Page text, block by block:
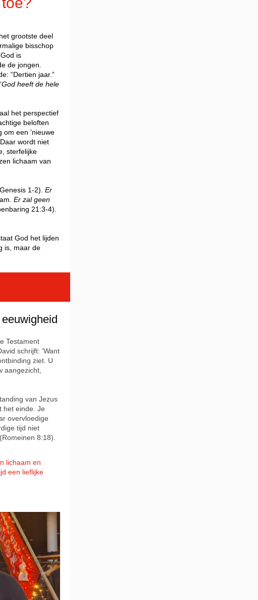
grootste deel
bisschop
is
de jongen.
“Dertien jaar.”
God heeft de hele
het perspectief
beloften
om een 'nieuwe
wordt niet
sterfelijke
lichaam van
1-2). Er
Er zal geen
21:3-4).
God het lijden
is, maar de
Testament
schrijft: ‘Want
ziet. U
aangezicht,
van Jezus
het einde. Je
overvloedige
tijd niet
8:18).
lichaam en
een lieflijke